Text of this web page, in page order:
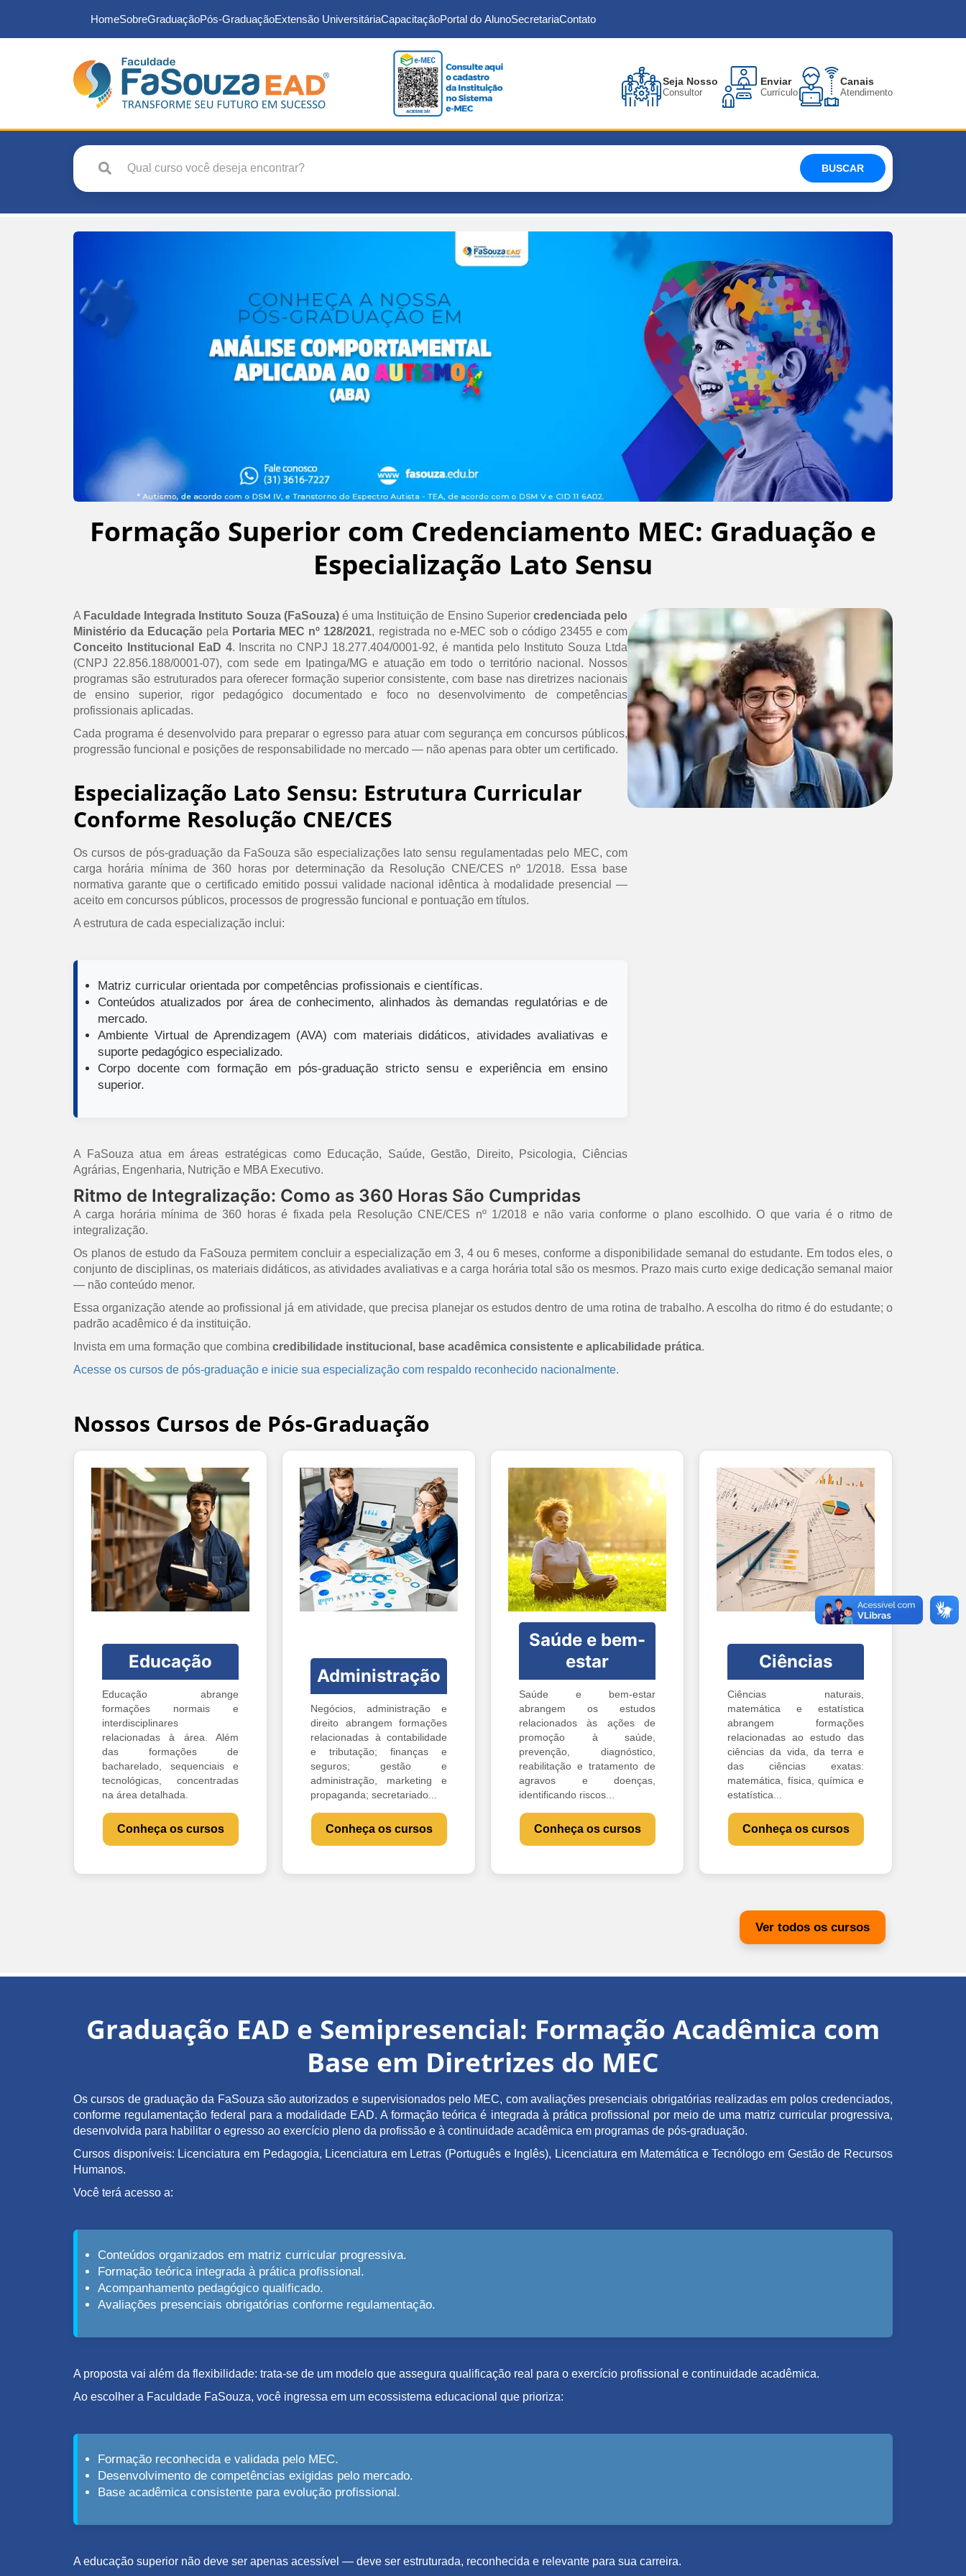
HomeSobreGraduaçãoPós-GraduaçãoExtensão UniversitáriaCapacitaçãoPortal do AlunoSecretariaContato
Seja Nosso
Consultor
Enviar
Currículo
Canais
Atendimento
BUSCAR
Formação Superior com Credenciamento MEC: Graduação e
Especialização Lato Sensu
A Faculdade Integrada Instituto Souza (FaSouza)é uma Instituição de Ensino Superior credenciada pelo
Ministério da Educação pela Portaria MEC nº 128/2021, registrada no e-MEC sob o código 23455 e com
Conceito Institucional EaD 4. Inscrita no CNPJ 18.277.404/0001-92, é mantida pelo Instituto Souza Ltda
(CNPJ 22.856.188/0001-07), com sede em Ipatinga/MG e atuação em todo o território nacional. Nossos
programas são estruturados para oferecer formação superior consistente, com base nas diretrizes nacionais
de ensino superior, rigor pedagógico documentado e foco no desenvolvimento de competências
profissionais aplicadas.
Cada programa é desenvolvido para preparar o egresso para atuar com segurança em concursos públicos,
progressão funcional e posições de responsabilidade no mercado — não apenas para obter um certificado.
Especialização Lato Sensu: Estrutura Curricular
Conforme Resolução CNE/CES
Os cursos de pós-graduação da FaSouza são especializações lato sensu regulamentadas pelo MEC, com
carga horária mínima de 360 horas por determinação da Resolução CNE/CES nº 1/2018. Essa base
normativa garante que o certificado emitido possui validade nacional idêntica à modalidade presencial —
aceito em concursos públicos, processos de progressão funcional e pontuação em títulos.
A estrutura de cada especialização inclui:
Matriz curricular orientada por competências profissionais e científicas.
Conteúdos atualizados por área de conhecimento, alinhados às demandas regulatórias e de
mercado.
Ambiente Virtual de Aprendizagem (AVA) com materiais didáticos, atividades avaliativas e
suporte pedagógico especializado.
Corpo docente com formação em pós-graduação stricto sensu e experiência em ensino
superior.
A FaSouza atua em áreas estratégicas como Educação, Saúde, Gestão, Direito, Psicologia, Ciências
Agrárias, Engenharia, Nutrição e MBA Executivo.
Ritmo de Integralização: Como as 360 Horas São Cumpridas
A carga horária mínima de 360 horas é fixada pela Resolução CNE/CES nº 1/2018 e não varia conforme o plano escolhido. O que varia é o ritmo de
integralização.
Os planos de estudo da FaSouza permitem concluir a especialização em 3, 4 ou 6 meses, conforme a disponibilidade semanal do estudante. Em todos eles, o
conjunto de disciplinas, os materiais didáticos, as atividades avaliativas e a carga horária total são os mesmos. Prazo mais curto exige dedicação semanal maior
— não conteúdo menor.
Essa organização atende ao profissional já em atividade, que precisa planejar os estudos dentro de uma rotina de trabalho. A escolha do ritmo é do estudante; o
padrão acadêmico é da instituição.
Invista em uma formação que combina credibilidade institucional, base acadêmica consistente e aplicabilidade prática.
Acesse os cursos de pós-graduação e inicie sua especialização com respaldo reconhecido nacionalmente.
Nossos Cursos de Pós-Graduação
Educação
Educação abrange
formações normais e
interdisciplinares
relacionadas à área. Além
das formações de
bacharelado, sequenciais e
tecnológicas, concentradas
na área detalhada.
Conheça os cursos
Administração
Negócios, administração e
direito abrangem formações
relacionadas à contabilidade
e tributação; finanças e
seguros; gestão e
administração, marketing e
propaganda; secretariado...
Conheça os cursos
Saúde e bem-
estar
Saúde e bem-estar
abrangem os estudos
relacionados às ações de
promoção à saúde,
prevenção, diagnóstico,
reabilitação e tratamento de
agravos e doenças,
identificando riscos...
Conheça os cursos
Ciências
Ciências naturais,
matemática e estatística
abrangem formações
relacionadas ao estudo das
ciências da vida, da terra e
das ciências exatas:
matemática, física, química e
estatística...
Conheça os cursos
Ver todos os cursos
Graduação EAD e Semipresencial: Formação Acadêmica com
Base em Diretrizes do MEC
Os cursos de graduação da FaSouza são autorizados e supervisionados pelo MEC, com avaliações presenciais obrigatórias realizadas em polos credenciados,
conforme regulamentação federal para a modalidade EAD. A formação teórica é integrada à prática profissional por meio de uma matriz curricular progressiva,
desenvolvida para habilitar o egresso ao exercício pleno da profissão e à continuidade acadêmica em programas de pós-graduação.
Cursos disponíveis: Licenciatura em Pedagogia, Licenciatura em Letras (Português e Inglês), Licenciatura em Matemática e Tecnólogo em Gestão de Recursos
Humanos.
Você terá acesso a:
Conteúdos organizados em matriz curricular progressiva.
Formação teórica integrada à prática profissional.
Acompanhamento pedagógico qualificado.
Avaliações presenciais obrigatórias conforme regulamentação.
A proposta vai além da flexibilidade: trata-se de um modelo que assegura qualificação real para o exercício profissional e continuidade acadêmica.
Ao escolher a Faculdade FaSouza, você ingressa em um ecossistema educacional que prioriza:
Formação reconhecida e validada pelo MEC.
Desenvolvimento de competências exigidas pelo mercado.
Base acadêmica consistente para evolução profissional.
A educação superior não deve ser apenas acessível — deve ser estruturada, reconhecida e relevante para sua carreira.